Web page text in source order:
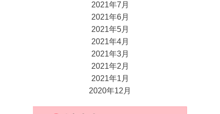
2021年7月
2021年6月
2021年5月
2021年4月
2021年3月
2021年2月
2021年1月
2020年12月